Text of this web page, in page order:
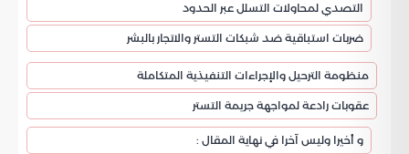
التصدي لمحاولات التسلل عبر الحدود
ضربات استباقية ضد شبكات التستر والاتجار بالبشر
منظومة الترحيل والإجراءات التنفيذية المتكاملة
عقوبات رادعة لمواجهة جريمة التستر
و أخيرا وليس آخرا في نهاية المقال :